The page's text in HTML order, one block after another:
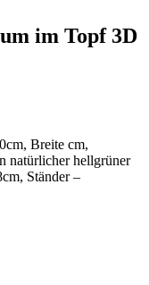
im Topf 3D
Breite cm,
natürlicher hellgrüner
Ständer –